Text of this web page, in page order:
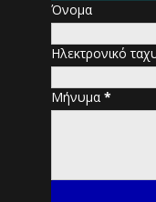
Όνομα
Ηλεκτρονικό
Μήνυμα*